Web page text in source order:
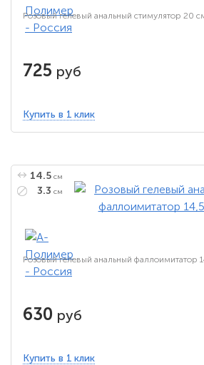
Розовый гелевый анальный стимулятор 20
725 руб
Купить в 1 клик
14.5 см
3.3 см
Розовый гелевый анальный фаллоимитатор
630 руб
Купить в 1 клик